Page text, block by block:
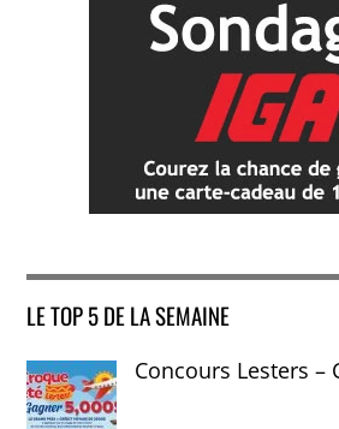
LE TOP 5 DE LA SEMAINE
Concours Lesters –